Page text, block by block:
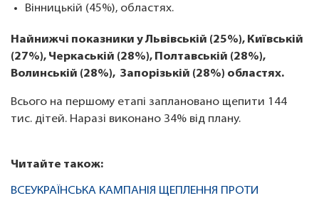
Вінницькій (45%), областях.
Найнижчі показники у Львівській (25%), Київській
(27%), Черкаській (28%), Полтавській (28%),
Волинській (28%), Запорізькій (28%) областях.
Всього на першому етапі заплановано щепити 144
тис. дітей. Наразі виконано 34% від плану.
Читайте також:
ВСЕУКРАЇНСЬКА КАМПАНІЯ ЩЕПЛЕННЯ ПРОТИ